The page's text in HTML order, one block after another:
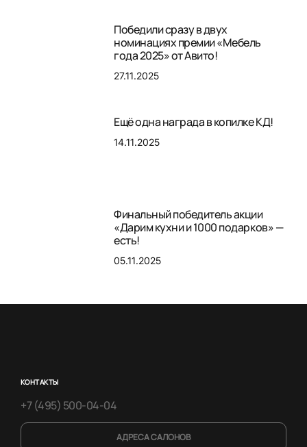
Победили сразу в двух
номинациях премии «Мебель
года 2025» от Авито!
27.11.2025
Ещё одна награда в копилке КД!
14.11.2025
Финальный победитель акции
«Дарим кухни и 1000 подарков» —
есть!
05.11.2025
КОНТАКТЫ
+7 (495) 500-04-04
АДРЕСА САЛОНОВ